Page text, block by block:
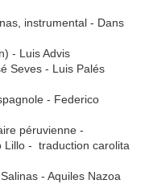
instrumental - Dans
- Luis Advis
Seves - Luis Palés
- Federico
péruvienne -
Lillo - traduction carolita
- Aquiles Nazoa